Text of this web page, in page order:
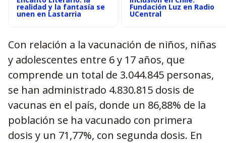
realidad y la fantasía se
unen en Lastarria
Fundación Luz en Radio
UCentral
Con relación a la vacunación de niños, niñas
y adolescentes entre 6 y 17 años, que
comprende un total de 3.044.845 personas,
se han administrado 4.830.815 dosis de
vacunas en el país, donde un 86,88% de la
población se ha vacunado con primera
dosis y un 71,77%, con segunda dosis. En